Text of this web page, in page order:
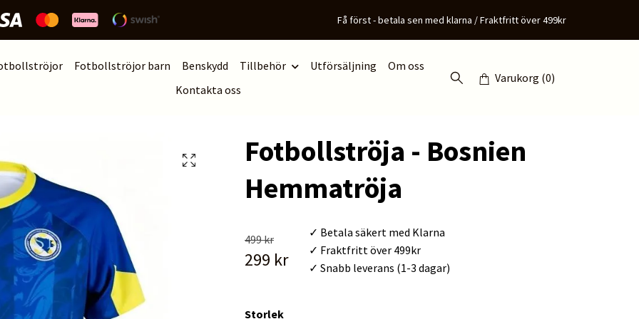
Få först - betala sen med klarna / Fraktfritt över 499kr
Fotbollströjor barn Benskydd Tillbehör Utförsäljning
Om oss
Kontakta oss
Varukorg (0)
Fotbollströja - Bosnien
Hemmatröja
499 kr
299 kr
✓ Betala säkert med Klarna
✓ Fraktfritt över 499kr
✓ Snabb leverans (1-3 dagar)
Storlek